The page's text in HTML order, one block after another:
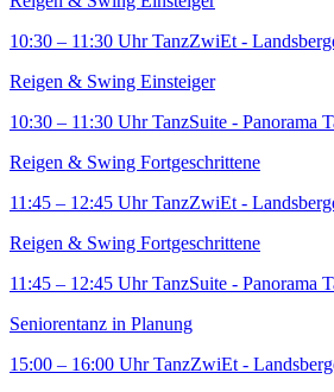
10:30 – 11:30 Uhr TanzZwiEt -
Reigen & Swing Einsteiger
10:30 – 11:30 Uhr TanzSuite - Panorama
Reigen & Swing Fortgeschrittene
11:45 – 12:45 Uhr TanzZwiEt -
Reigen & Swing Fortgeschrittene
11:45 – 12:45 Uhr TanzSuite - Panorama
Seniorentanz in Planung
15:00 – 16:00 Uhr TanzZwiEt -